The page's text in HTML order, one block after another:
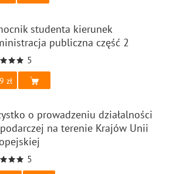
studenta kierunek
publiczna część 2
5
o prowadzeniu działalności
na terenie Krajów Unii
5